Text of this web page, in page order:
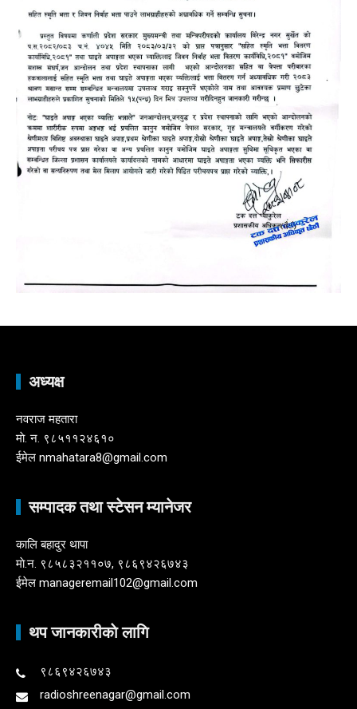
अध्यक्ष
नवराज महतारा
माे. न. ९८५११२४६१०
ईमेल nmahatara8@gmail.com
सम्पादक तथा स्टेसन म्यानेजर
कालि बहादुर थापा
माे.न. ९८५८३२११०७, ९८६९४२६७४३
ईमेल manageremail102@gmail.com
थप जानकारीकाे लागि
९८६९४२६७४३
radioshreenagar@gmail.com